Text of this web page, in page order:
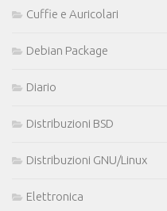
Cuffie e Auricolari
Debian Package
Diario
Distribuzioni BSD
Distribuzioni GNU/Linux
Elettronica